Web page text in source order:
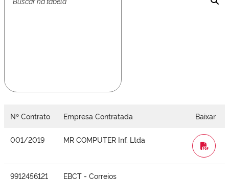
Nº Contrato Empresa Contratada Baixar
001/2019 MR COMPUTER Inf. Ltda
WORD
9912456121 EBCT - Correios